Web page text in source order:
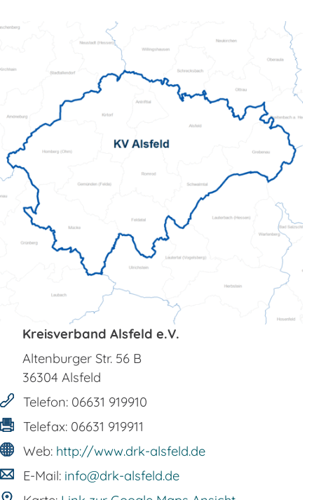
Kreisverband Alsfeld e.V.
Altenburger Str. 56 B
36304 Alsfeld
Telefon: 06631 919910
Telefax: 06631 919911
Web: http://www.drk-alsfeld.de
E-Mail: info@drk-alsfeld.de